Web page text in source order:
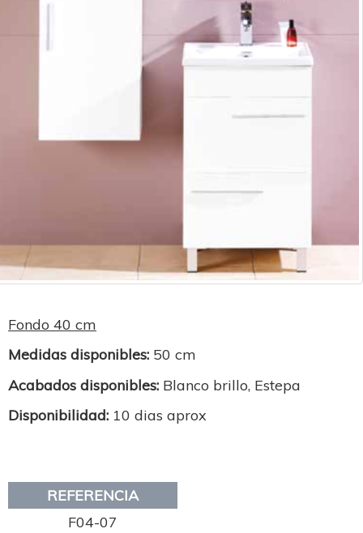
Fondo 40 cm
Medidas disponibles: 50 cm
Acabados disponibles: Blanco brillo, Estepa
Disponibilidad: 10 dias aprox
REFERENCIA
F04-07